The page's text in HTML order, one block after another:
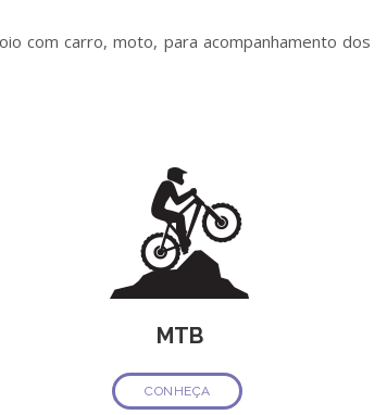
com carro, moto, para acompanhamento dos
MTB
CONHEÇA